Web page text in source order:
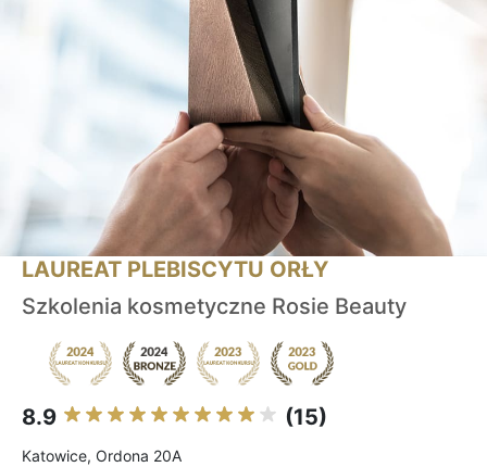
LAUREAT PLEBISCYTU ORŁY
Szkolenia kosmetyczne Rosie Beauty
8.9 (15)
Katowice, Ordona 20A